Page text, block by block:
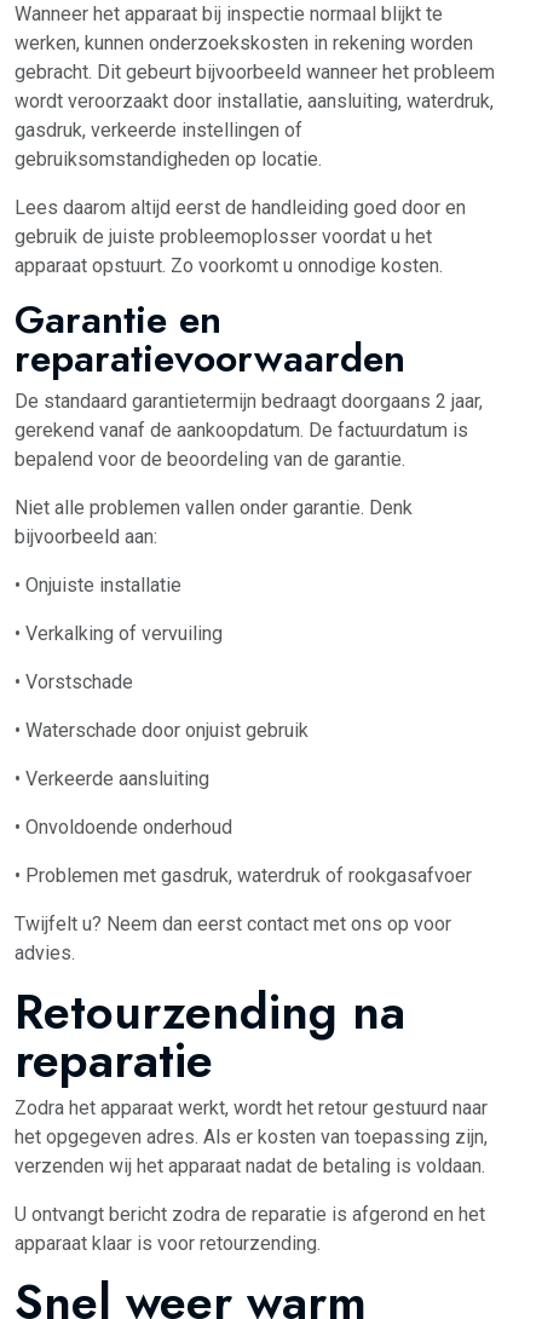
Wanneer het apparaat bij inspectie normaal blijkt te
werken, kunnen onderzoekskosten in rekening worden
gebracht. Dit gebeurt bijvoorbeeld wanneer het probleem
wordt veroorzaakt door installatie, aansluiting, waterdruk,
gasdruk, verkeerde instellingen of
gebruiksomstandigheden op locatie.
Lees daarom altijd eerst de handleiding goed door en
gebruik de juiste probleemoplosser voordat u het
apparaat opstuurt. Zo voorkomt u onnodige kosten.
Garantie en
reparatievoorwaarden
De standaard garantietermijn bedraagt doorgaans 2 jaar,
gerekend vanaf de aankoopdatum. De factuurdatum is
bepalend voor de beoordeling van de garantie.
Niet alle problemen vallen onder garantie. Denk
bijvoorbeeld aan:
• Onjuiste installatie
• Verkalking of vervuiling
• Vorstschade
• Waterschade door onjuist gebruik
• Verkeerde aansluiting
• Onvoldoende onderhoud
• Problemen met gasdruk, waterdruk of rookgasafvoer
Twijfelt u? Neem dan eerst contact met ons op voor
advies.
Retourzending na
reparatie
Zodra het apparaat werkt, wordt het retour gestuurd naar
het opgegeven adres. Als er kosten van toepassing zijn,
verzenden wij het apparaat nadat de betaling is voldaan.
U ontvangt bericht zodra de reparatie is afgerond en het
apparaat klaar is voor retourzending.
Snel weer warm